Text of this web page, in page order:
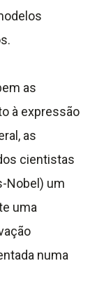
as
à expressão
as
cientistas
Nobel) um
uma
numa